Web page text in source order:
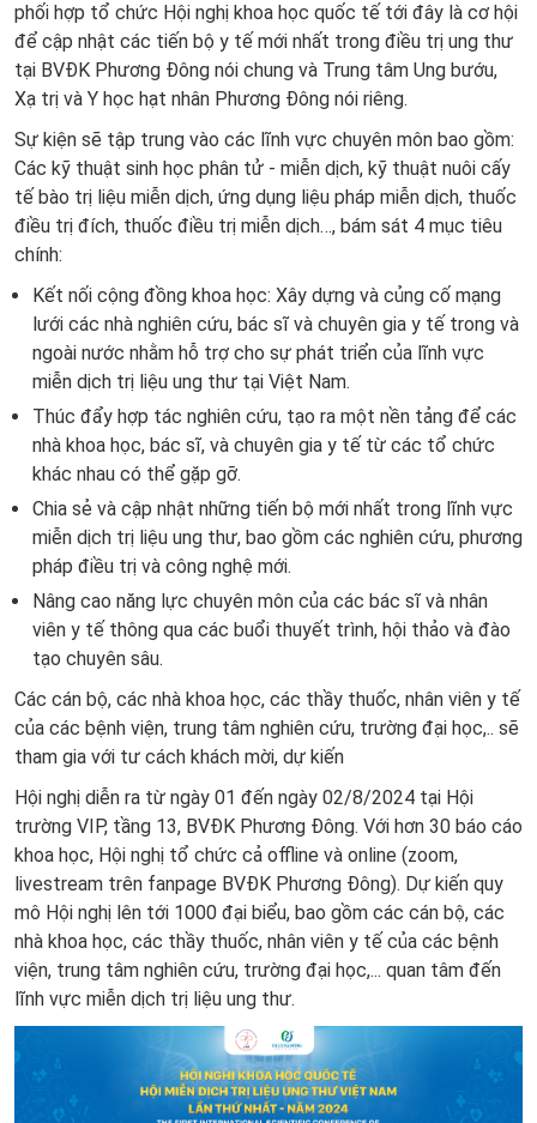
phối hợp tổ chức Hội nghị khoa học quốc tế tới đây là cơ hội
để cập nhật các tiến bộ y tế mới nhất trong điều trị ung thư
tại BVĐK Phương Đông nói chung và Trung tâm Ung bướu,
Xạ trị và Y học hạt nhân Phương Đông nói riêng.
Sự kiện sẽ tập trung vào các lĩnh vực chuyên môn bao gồm:
Các kỹ thuật sinh học phân tử - miễn dịch, kỹ thuật nuôi cấy
tế bào trị liệu miễn dịch, ứng dụng liệu pháp miễn dịch, thuốc
điều trị đích, thuốc điều trị miễn dịch…, bám sát 4 mục tiêu
chính:
Kết nối cộng đồng khoa học: Xây dựng và củng cố mạng
lưới các nhà nghiên cứu, bác sĩ và chuyên gia y tế trong và
ngoài nước nhằm hỗ trợ cho sự phát triển của lĩnh vực
miễn dịch trị liệu ung thư tại Việt Nam.
Thúc đẩy hợp tác nghiên cứu, tạo ra một nền tảng để các
nhà khoa học, bác sĩ, và chuyên gia y tế từ các tổ chức
khác nhau có thể gặp gỡ.
Chia sẻ và cập nhật những tiến bộ mới nhất trong lĩnh vực
miễn dịch trị liệu ung thư, bao gồm các nghiên cứu, phương
pháp điều trị và công nghệ mới.
Nâng cao năng lực chuyên môn của các bác sĩ và nhân
viên y tế thông qua các buổi thuyết trình, hội thảo và đào
tạo chuyên sâu.
Các cán bộ, các nhà khoa học, các thầy thuốc, nhân viên y tế
của các bệnh viện, trung tâm nghiên cứu, trường đại học,.. sẽ
tham gia với tư cách khách mời, dự kiến
Hội nghị diễn ra từ ngày 01 đến ngày 02/8/2024 tại Hội
trường VIP, tầng 13, BVĐK Phương Đông. Với hơn 30 báo cáo
khoa học, Hội nghị tổ chức cả offline và online (zoom,
livestream trên fanpage BVĐK Phương Đông). Dự kiến quy
mô Hội nghị lên tới 1000 đại biểu, bao gồm các cán bộ, các
nhà khoa học, các thầy thuốc, nhân viên y tế của các bệnh
viện, trung tâm nghiên cứu, trường đại học,... quan tâm đến
lĩnh vực miễn dịch trị liệu ung thư.